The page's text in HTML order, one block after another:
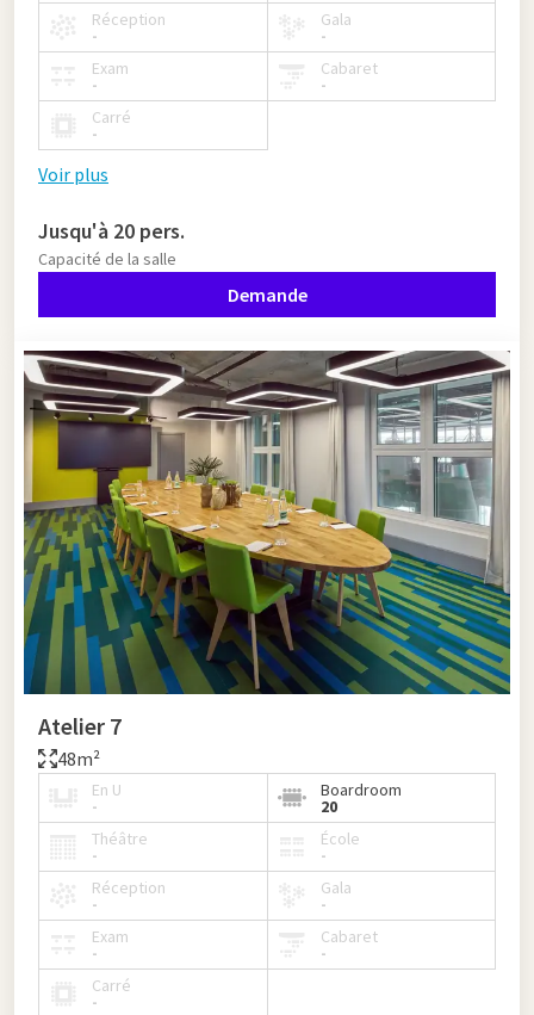
Réception
-
Gala
-
Exam
-
Cabaret
-
Carré
-
Voir plus
Jusqu'à 20 pers.
Capacité de la salle
Demande
Atelier 7
48m²
En U
-
Boardroom
20
Théâtre
-
École
-
Réception
-
Gala
-
Exam
-
Cabaret
-
Carré
-